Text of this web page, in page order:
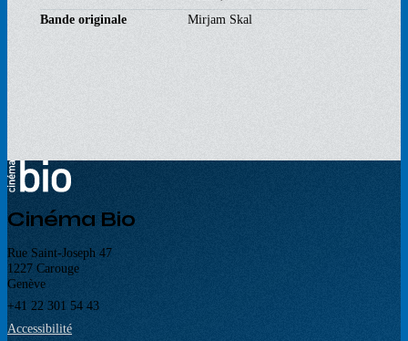
Bande originale
Mirjam Skal
Cinéma Bio
Rue Saint-Joseph 47
1227 Carouge
Genève
+41 22 301 54 43
Accessibilité